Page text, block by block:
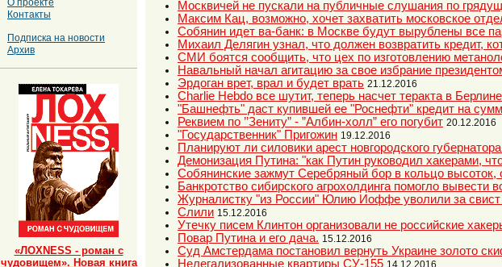
Москвичей не пускали на публичные слушания по
Максим Кац, возможно, хочет захватить московское
Собянин идет ва-банк: в Москве будут вырублены все
Михаил Делягин узнал, что должен возвратить кредит,
СМИ боятся сообщить, что цех по изготовлению
Навальный начал агитацию за свое избрание
Эрдоган врет, врал и будет врать 21.12.2016
Charlie Hebdo все шутит, теперь насчет теракта в Берлине
"Башнефть" даст купившей ее "Роснефти" кредит на
Реквием по ’’Зениту” - ”Албин-холл” его погубит 20.12.2016
"Государственник" Пригожин 19.12.2016
Планируют ли силовики арест новгородского
Демонизация Путина: "как Путин руководил хакерами,
Собянинские зажмут Серебряный бор в кольцо высоток,
Банкротство сибирского агрохолдинга помогло вывести
Журналистку "из России" Юлию Иоффе уволили за свист
Слили 15.12.2016
Утечку писем Клинтон организовали не российские
Повар Путина и его дача. 15.12.2016
Суд Амстердама постановил вернуть Украине золото
Нелегализованные квартиры СУ-155 14.12.2016
Контакты
Подписка на новости
Архив
«ЛОХNESS - роман с
чудовищем». Новая книга